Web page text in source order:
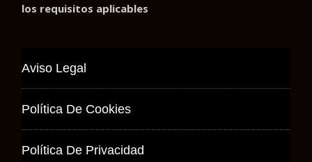
los requisitos aplicables
Aviso Legal
Política De Cookies
Política De Privacidad